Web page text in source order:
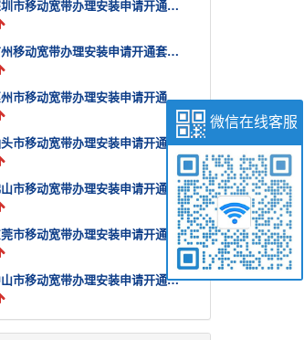
微信在线客服
深圳市移动宽带办理安装申请开通套餐资费价格表
广州移动宽带办理安装申请开通套餐资费价格表
惠州市移动宽带办理安装申请开通套餐资费价格表
汕头市移动宽带办理安装申请开通套餐资费价格表
佛山市移动宽带办理安装申请开通套餐资费价格表
东莞市移动宽带办理安装申请开通套餐资费价格表
中山市移动宽带办理安装申请开通套餐资费价格表